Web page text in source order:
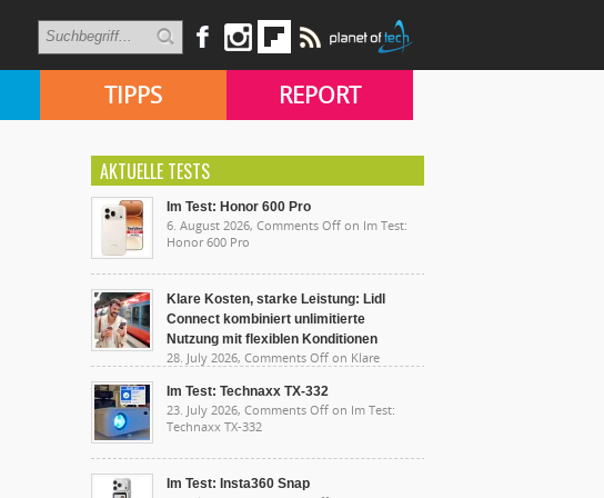
TIPPS REPORT
AKTUELLE TESTS
Im Test: Honor 600 Pro
6. August 2026, Comments Off on Im Test:
Honor 600 Pro
Klare Kosten, starke Leistung: Lidl
Connect kombiniert unlimitierte
Nutzung mit flexiblen Konditionen
28. July 2026, Comments Off on Klare
unlimitierte Nutzung mit flexiblen Konditionen
Im Test: Technaxx TX-332
23. July 2026, Comments Off on Im Test:
Technaxx TX-332
Im Test: Insta360 Snap